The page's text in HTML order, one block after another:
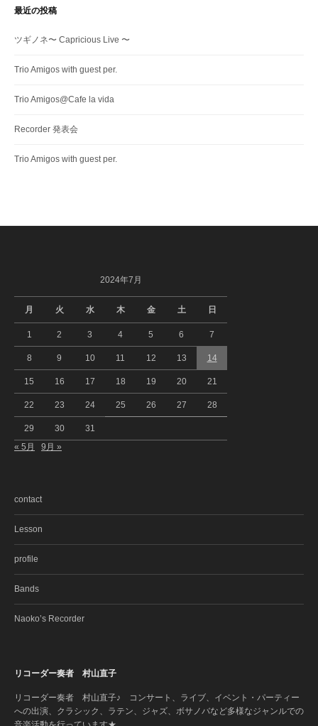
ー
最近の投稿
ツギノネ〜 Capricious Live 〜
Trio Amigos with guest per.
Trio Amigos@Cafe la vida
Recorder 発表会
Trio Amigos with guest per.
2024年7月
月 火 水 木 金 土 日
1 2 3 4 5 6 7
8 9 10 11 12 13 14
15 16 17 18 19 20 21
22 23 24 25 26 27 28
29 30 31
« 5月 9月 »
contact
Lesson
profile
Bands
Naoko’s Recorder
リコーダー奏者 村山直子
リコーダー奏者 村山直子♪ コンサート、ライブ、イベント・パーティー
への出演、クラシック、ラテン、ジャズ、ボサノバなど多様なジャンルでの